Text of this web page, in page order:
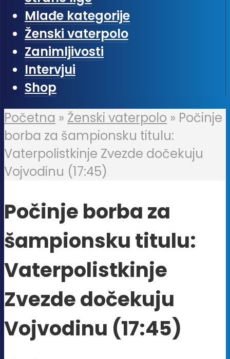
Mlađe kategorije
Ženski vaterpolo
Zanimljivosti
Intervjui
Shop
Početna » Ženski vaterpolo » Počinje
borba za šampionsku titulu:
Vaterpolistkinje Zvezde dočekuju
Vojvodinu (17:45)
Počinje borba za
šampionsku titulu:
Vaterpolistkinje
Zvezde dočekuju
Vojvodinu (17:45)